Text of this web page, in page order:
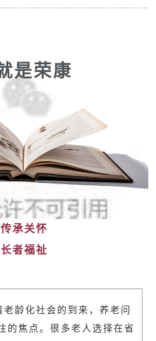
是荣康
传承关怀
长者福祉
龄化社会的到来，养老问
的焦点。很多老人选择在省